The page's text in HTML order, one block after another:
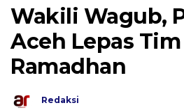
Wakili Wagub,
Aceh Lepas
Ramadhan
Redaksi